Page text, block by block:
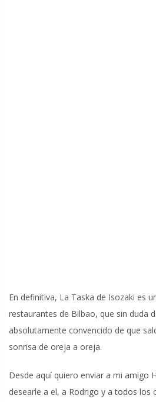
En definitiva, La Taska de Isozaki es
restaurantes de Bilbao, que sin duda
absolutamente convencido de que
sonrisa de oreja a oreja.
Desde aquí quiero enviar a mi amigo
desearle a el, a Rodrigo y a todos los